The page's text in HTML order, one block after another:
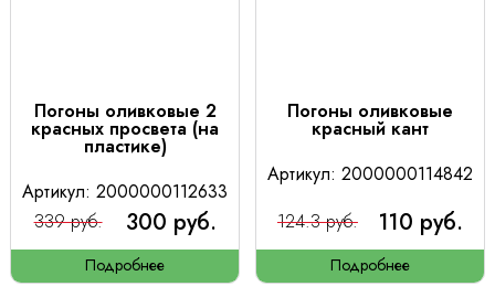
Погоны оливковые 2
красных просвета (на
пластике)
Артикул: 2000000112633
339 руб.
300 руб.
Подробнее
Погоны оливковые
красный кант
Артикул: 2000000114842
124.3 руб.
110 руб.
Подробнее